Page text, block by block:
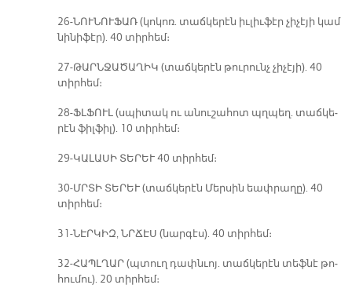
26-ՆՈՒ­ՆՈՒ­ՖԱՌ (կո­կոռ. տաճ­կե­րէն իւ­լիւ­ֆէր չի­չէ­յի կամ
նի­նի­ֆէր). 40 տիր­հեմ։
27-ԹԱՐՆ­ՋԱ­ԾԱ­ՂԻԿ (տաճկերէն թու­րունչ չի­չէ­յի). 40
տիր­հեմ։
28-ՖԼՖՈՒԼ (սպի­տակ ու ա­նու­շա­հոտ պղպեղ. տաճ­կե­
րէն ֆիլ­ֆիլ). 10 տիր­հեմ։
29-ԿԱ­ԼԱ­ՍԻ ՏԵ­ՐԵՒ 40 տիր­հեմ։
30-ՄՐՏԻ ՏԵ­ՐԵՒ (տաճ­կե­րէն Մեր­սին եափ­րա­ղը). 40
տիր­հեմ։
31-ՆԷՐ­ԿԻԶ, ՆՐՃԷՍ (նար­գէս). 40 տիր­հեմ։
32-ՀԱՊԼ­ՂԱՐ (պտուղ դափն­ւոյ. տաճ­կե­րէն տեֆ­նէ թո­
հու­մու). 20 տիր­հեմ։